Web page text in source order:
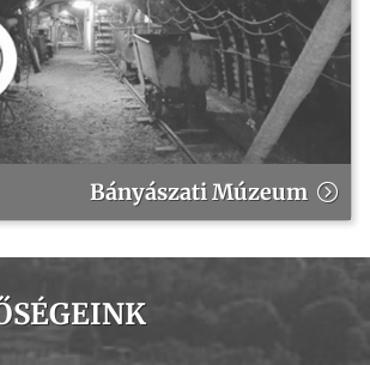
Bányászati Múzeum